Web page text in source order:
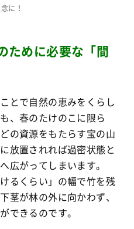
に！
ために必要な「間
とで自然の恵みをくらし
、春のたけのこに限ら
の資源をもたらす宝の山
放置されれば過密状態と
広がってしまいます。
るくらい」の幅で竹を残
茎が林の外に向かわず、
できるのです。